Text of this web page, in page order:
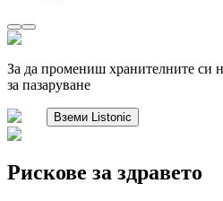
За да промениш хранителните си
за пазаруване
Вземи Listonic
Рискове за здравето